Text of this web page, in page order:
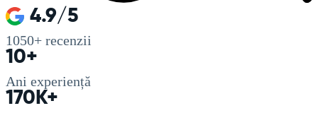
4.9/5
1050+ recenzii
10+
Ani experiență
170K+